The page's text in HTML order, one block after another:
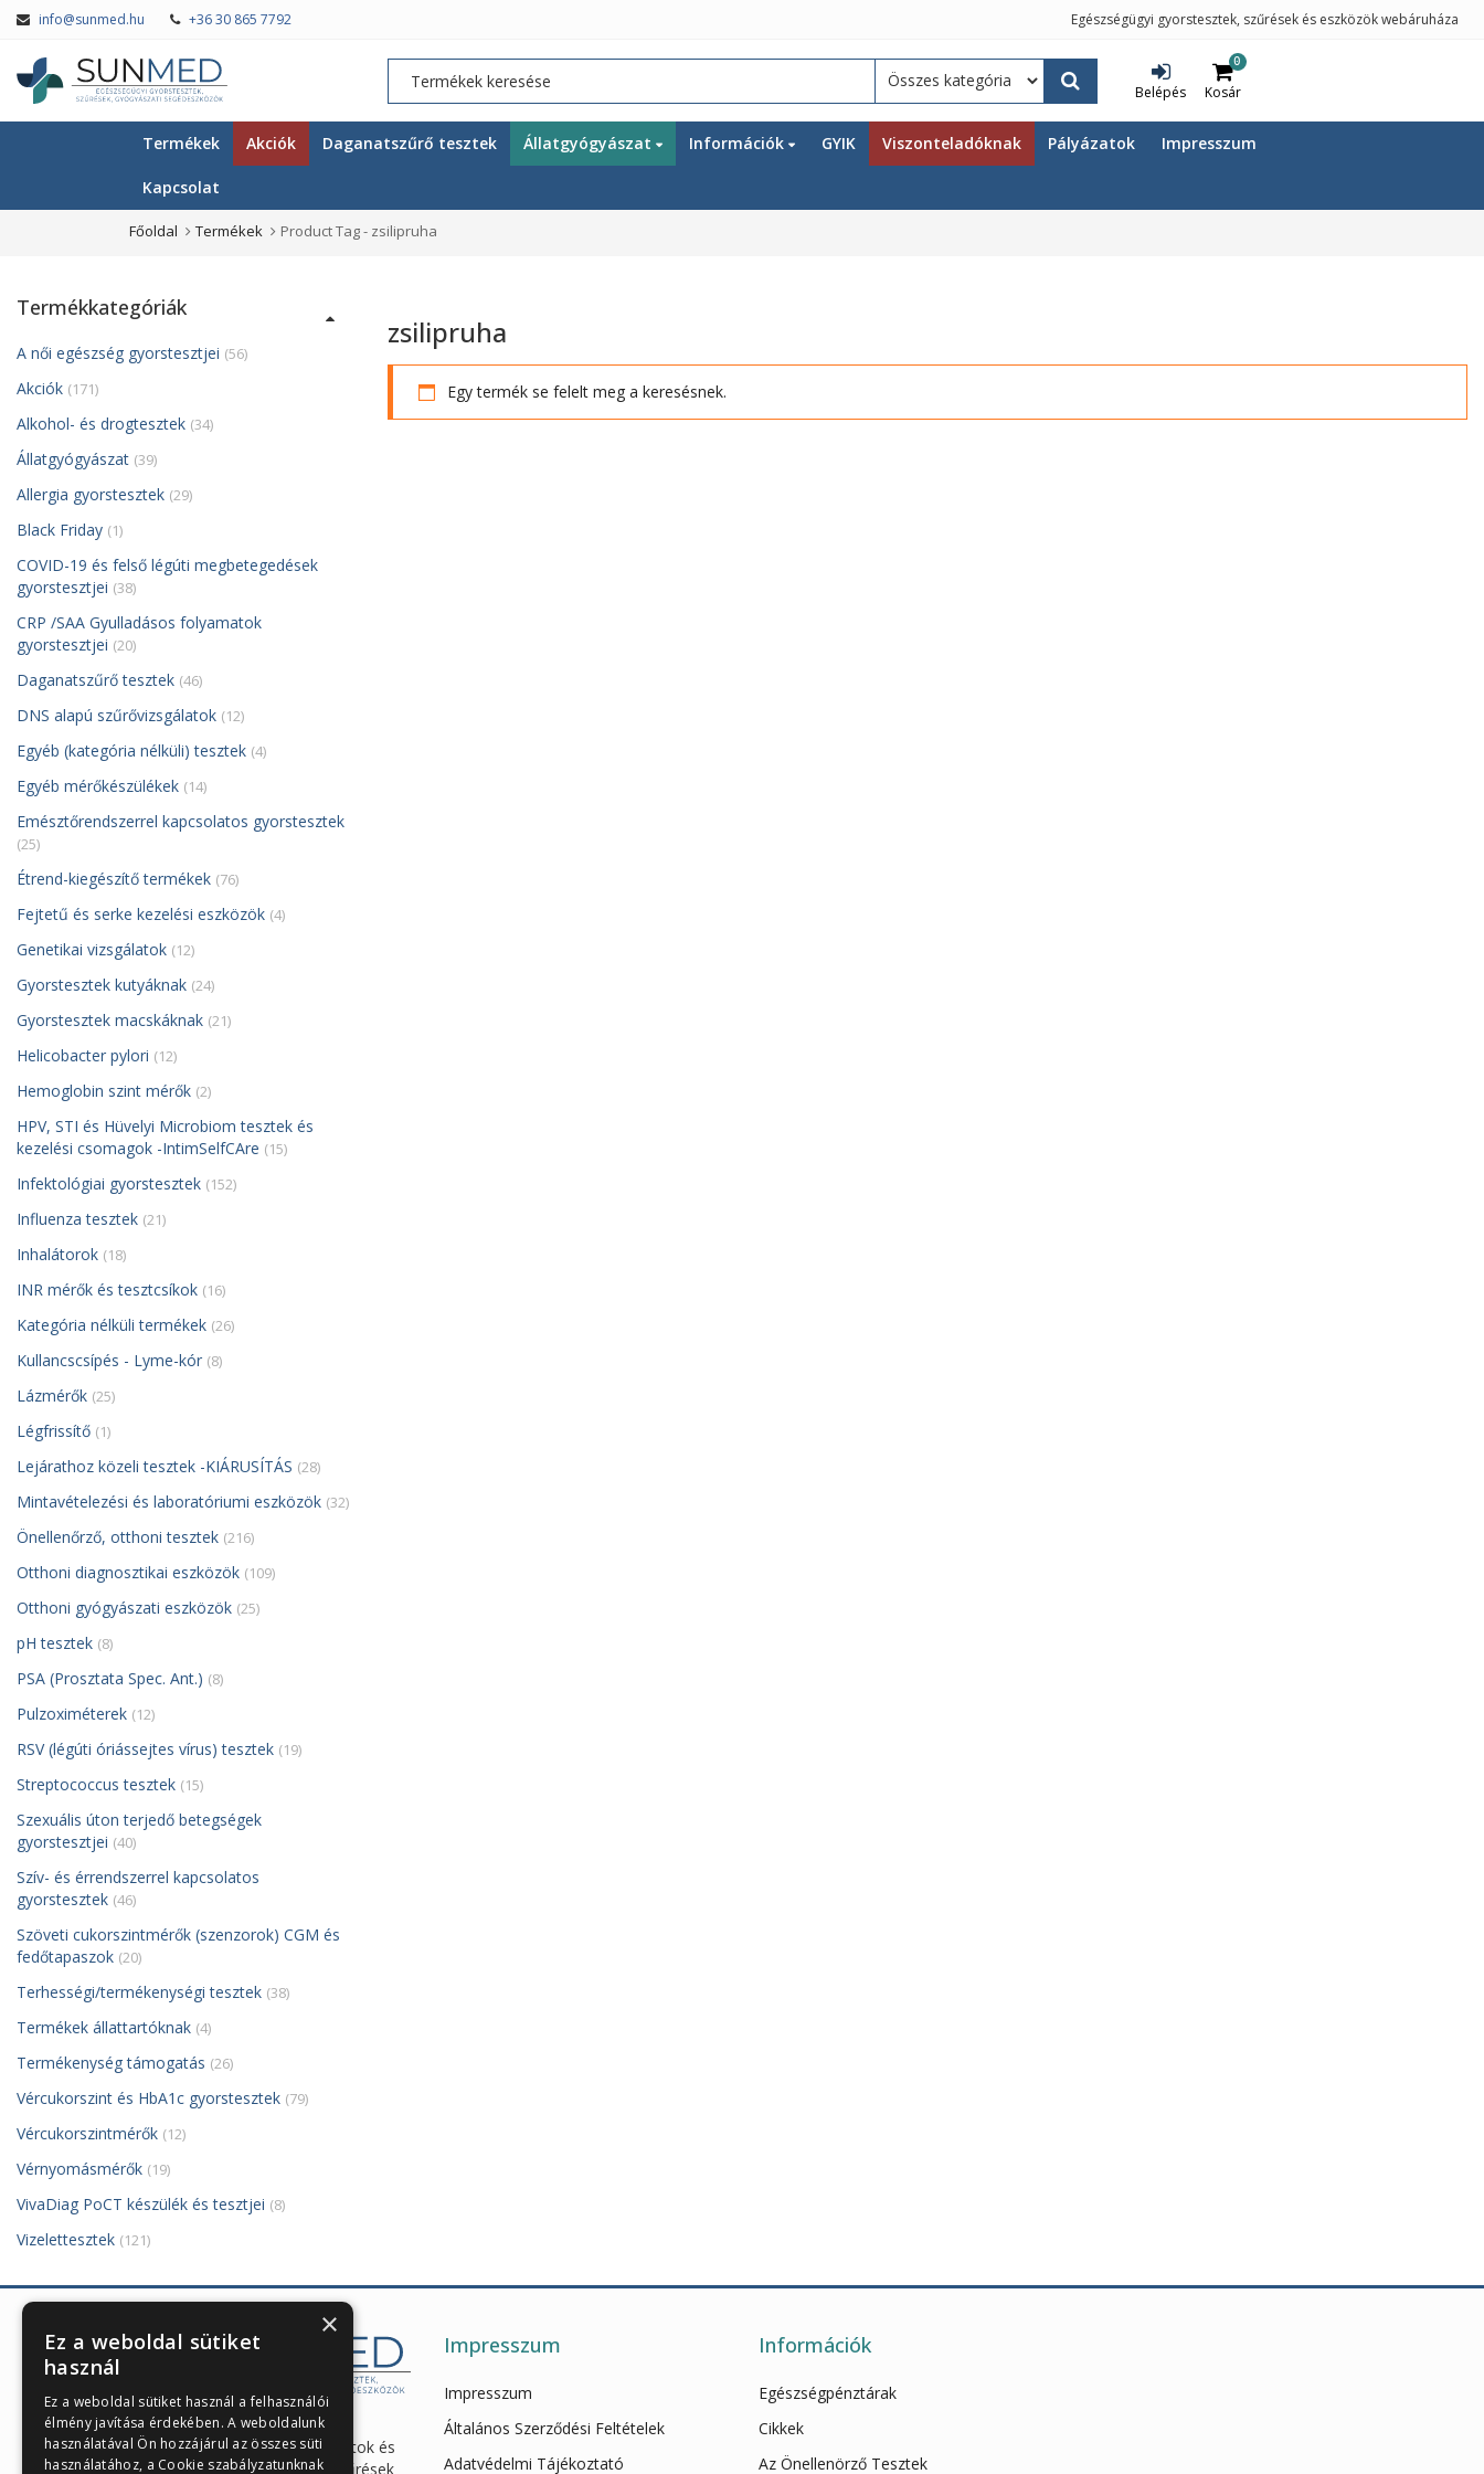
info@sunmed.hu +36 30 865 7792 Egészségügyi gyorstesztek, szűrések és eszközök webáruháza
Belépés
0
Kosár
Termékek Akciók Daganatszűrő tesztek Állatgyógyászat Információk GYIK Viszonteladóknak Pályázatok Impresszum
Kapcsolat
Főoldal Termékek Product Tag - zsilipruha
zsilipruha
Egy termék se felelt meg a keresésnek.
Termékkategóriák
A női egészség gyorstesztjei (56)
Akciók (171)
Alkohol- és drogtesztek (34)
Állatgyógyászat (39)
Allergia gyorstesztek (29)
Black Friday (1)
COVID-19 és felső légúti megbetegedések
gyorstesztjei (38)
CRP /SAA Gyulladásos folyamatok
gyorstesztjei (20)
Daganatszűrő tesztek (46)
DNS alapú szűrővizsgálatok (12)
Egyéb (kategória nélküli) tesztek (4)
Egyéb mérőkészülékek (14)
Emésztőrendszerrel kapcsolatos gyorstesztek
(25)
Étrend-kiegészítő termékek (76)
Fejtetű és serke kezelési eszközök (4)
Genetikai vizsgálatok (12)
Gyorstesztek kutyáknak (24)
Gyorstesztek macskáknak (21)
Helicobacter pylori (12)
Hemoglobin szint mérők (2)
HPV, STI és Hüvelyi Microbiom tesztek és
kezelési csomagok -IntimSelfCAre (15)
Infektológiai gyorstesztek (152)
Influenza tesztek (21)
Inhalátorok (18)
INR mérők és tesztcsíkok (16)
Kategória nélküli termékek (26)
Kullancscsípés - Lyme-kór (8)
Lázmérők (25)
Légfrissítő (1)
Lejárathoz közeli tesztek -KIÁRUSÍTÁS (28)
Mintavételezési és laboratóriumi eszközök (32)
Önellenőrző, otthoni tesztek (216)
Otthoni diagnosztikai eszközök (109)
Otthoni gyógyászati eszközök (25)
pH tesztek (8)
PSA (Prosztata Spec. Ant.) (8)
Pulzoximéterek (12)
RSV (légúti óriássejtes vírus) tesztek (19)
Streptococcus tesztek (15)
Szexuális úton terjedő betegségek
gyorstesztjei (40)
Szív- és érrendszerrel kapcsolatos
gyorstesztek (46)
Szöveti cukorszintmérők (szenzorok) CGM és
fedőtapaszok (20)
Terhességi/termékenységi tesztek (38)
Termékek állattartóknak (4)
Termékenység támogatás (26)
Vércukorszint és HbA1c gyorstesztek (79)
Vércukorszintmérők (12)
Vérnyomásmérők (19)
VivaDiag PoCT készülék és tesztjei (8)
Vizelettesztek (121)
Enzimes béldaganatszűrés,
hasnyálmirigy funkciós vizsgálatok és
egészségügyi gyorstesztek, szűrések
Impresszum
Impresszum
Általános Szerződési Feltételek
Adatvédelmi Tájékoztató
Információk
Egészségpénztárak
Cikkek
Az Önellenörző Tesztek
×
Ez a weboldal sütiket
használ
Ez a weboldal sütiket használ a felhasználói
élmény javítása érdekében. A weboldalunk
használatával Ön hozzájárul az összes süti
használatához, a Cookie szabályzatunknak